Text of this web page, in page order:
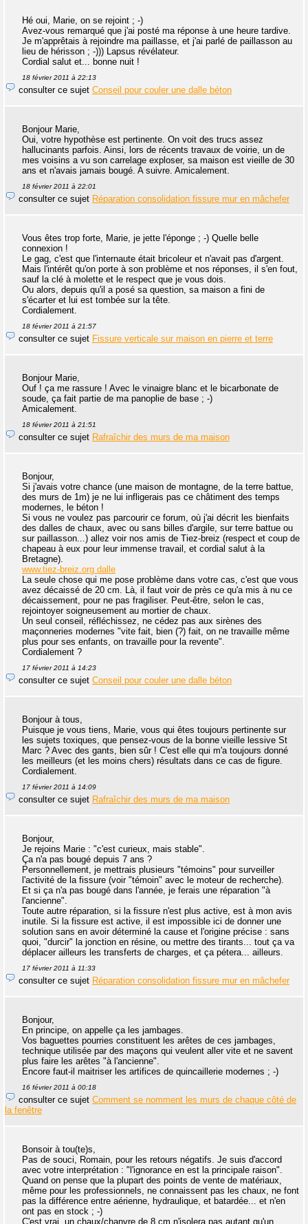
Hé oui, Marie, on se rejoint ; -)
Avez-vous remarqué que j'ai posté ma réponse à une heure tardive.
Je m'apprêtais à rejoindre ma paillasse, et j'ai parlé de paillasson au
lieu de hérisson ; -))) Lapsus révélateur.
Cordial salut et... bonne nuit !
18 février 2011 à 22:13
consulter ce sujet Conseil pour couler une dalle béton
Bonjour Marie,
Oui, votre hypothèse est pertinente. On voit des trucs assez
hallucinants parfois. Ainsi, lors de récents travaux de voirie, un de
mes voisins a vu son carrelage exploser, sa maison est vieille de 30
ans et n'avais jamais bougé. A suivre. Amicalement.
18 février 2011 à 22:01
consulter ce sujet Réparation consolidation fissure mur en mâchefer
Vous êtes trop forte, Marie, je jette l'éponge ; -) Quelle belle
connexion !
Le gag, c'est que l'internaute était bricoleur et n'avait pas d'argent.
Mais l'intérêt qu'on porte à son problème et nos réponses, il s'en fout,
sauf la clé à molette et le respect que je vous dois.
Ou alors, depuis qu'il a posé sa question, sa maison a fini de
s'écarter et lui est tombée sur la tête.
Cordialement.
18 février 2011 à 21:57
consulter ce sujet Fissure verticale sur maison en pierre et terre
Bonjour Marie,
Ouf ! ça me rassure ! Avec le vinaigre blanc et le bicarbonate de
soude, ça fait partie de ma panoplie de base ; -)
Amicalement.
18 février 2011 à 21:51
consulter ce sujet Rafraîchir des murs de ma maison
Bonjour,
Si j'avais votre chance (une maison de montagne, de la terre battue,
des murs de 1m) je ne lui infligerais pas ce châtiment des temps
modernes, le béton !
Si vous ne voulez pas parcourir ce forum, où j'ai décrit les bienfaits
des dalles de chaux, avec ou sans billes d'argile, sur terre battue ou
sur paillasson...) allez voir nos amis de Tiez-breiz (respect et coup de
chapeau à eux pour leur immense travail, et cordial salut à la
Bretagne).
www.tiez-breiz.org dalle
La seule chose qui me pose problème dans votre cas, c'est que vous
avez décaissé de 20 cm. Là, il faut voir de près ce qu'a mis à nu ce
décaissement, pour ne pas fragiliser. Peut-être, selon le cas,
rejointoyer soigneusement au mortier de chaux.
Un seul conseil, réfléchissez, ne cédez pas aux sirènes des
maçonneries modernes "vite fait, bien (?) fait, on ne travaille même
plus pour ses enfants, on travaille pour la revente".
Cordialement ?
17 février 2011 à 14:23
consulter ce sujet Conseil pour couler une dalle béton
Bonjour à tous,
Puisque je vous tiens, Marie, vous qui êtes toujours pertinente sur
les sujets toxiques, que pensez-vous de la bonne vieille lessive St
Marc ? Avec des gants, bien sûr ! C'est elle qui m'a toujours donné
les meilleurs (et les moins chers) résultats dans ce cas de figure.
Cordialement.
17 février 2011 à 14:09
consulter ce sujet Rafraîchir des murs de ma maison
Bonjour,
Je rejoins Marie : "c'est curieux, mais stable".
Ça n'a pas bougé depuis 7 ans ?
Personnellement, je mettrais plusieurs "témoins" pour surveiller
l'activité de la fissure (voir "témoin" avec le moteur de recherche).
Et si ça n'a pas bougé dans l'année, je ferais une réparation "à
l'ancienne".
Toute autre réparation, si la fissure n'est plus active, est à mon avis
inutile. Si la fissure est active, il est impossible ici de donner une
solution sans en avoir déterminé la cause et l'origine précise : sans
quoi, "durcir" la jonction en résine, ou mettre des tirants... tout ça va
déplacer ailleurs les transferts de charges, et ça pétera... ailleurs.
17 février 2011 à 11:33
consulter ce sujet Réparation consolidation fissure mur en mâchefer
Bonjour,
En principe, on appelle ça les jambages.
Vos baguettes pourries constituent les arêtes de ces jambages,
technique utilisée par des maçons qui veulent aller vite et ne savent
plus faire les arêtes "à l'ancienne".
Encore faut-il maitriser les artifices de quincaillerie modernes ; -)
16 février 2011 à 00:18
consulter ce sujet Comment se nomment les murs de chaque côté de
la fenêtre
Bonsoir à tou(te)s,
Pas de souci, Romain, pour les retours négatifs. Je suis d'accord
avec votre interprétation : "l'ignorance en est la principale raison".
Quand on pense que la plupart des points de vente de matériaux,
même pour les professionnels, ne connaissent pas les chaux, ne font
pas la différence entre aérienne, hydraulique, et batardée... et n'en
ont pas en stock ; -)
C'est vrai, un chaux/chanvre de 8 cm n'isolera pas autant qu'un